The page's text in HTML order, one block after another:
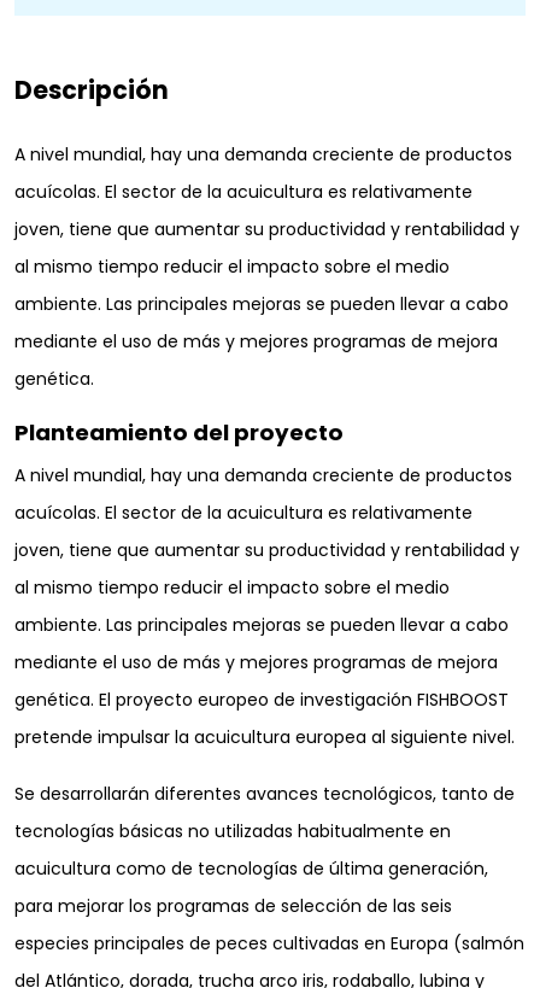
Descripción
A nivel mundial, hay una demanda creciente de productos
acuícolas. El sector de la acuicultura es relativamente
joven, tiene que aumentar su productividad y rentabilidad y
al mismo tiempo reducir el impacto sobre el medio
ambiente. Las principales mejoras se pueden llevar a cabo
mediante el uso de más y mejores programas de mejora
genética.
Planteamiento del proyecto
A nivel mundial, hay una demanda creciente de productos
acuícolas. El sector de la acuicultura es relativamente
joven, tiene que aumentar su productividad y rentabilidad y
al mismo tiempo reducir el impacto sobre el medio
ambiente. Las principales mejoras se pueden llevar a cabo
mediante el uso de más y mejores programas de mejora
genética. El proyecto europeo de investigación FISHBOOST
pretende impulsar la acuicultura europea al siguiente nivel.
Se desarrollarán diferentes avances tecnológicos, tanto de
tecnologías básicas no utilizadas habitualmente en
acuicultura como de tecnologías de última generación,
para mejorar los programas de selección de las seis
especies principales de peces cultivadas en Europa (salmón
del Atlántico, dorada, trucha arco iris, rodaballo, lubina y